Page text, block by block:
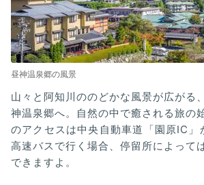
昼神温泉郷の風景
山々と阿知川ののどかな風景が広がる
神温泉郷へ。自然の中で癒される旅の
のアクセスは中央自動車道「園原IC」
高速バスで行く場合、停留所によって
できますよ。